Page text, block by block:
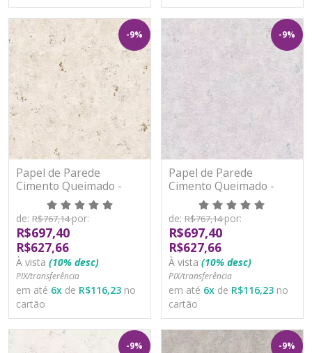
-9%
Papel de Parede
Cimento Queimado -
Nomad - A48601 -
Vinílico
de: R$767,14por:
R$697,40
R$627,66
À vista (10% desc)
PIX/transferência
em até 6x de R$116,23 no
cartão
-9%
Papel de Parede
Cimento Queimado -
Nomad - A48603 -
Vinílico
de: R$767,14por:
R$697,40
R$627,66
À vista (10% desc)
PIX/transferência
em até 6x de R$116,23 no
cartão
-9% -9%